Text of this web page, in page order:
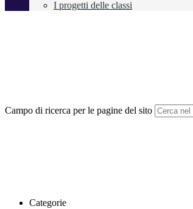
I progetti delle classi
Campo di ricerca per le pagine del sito
Categorie